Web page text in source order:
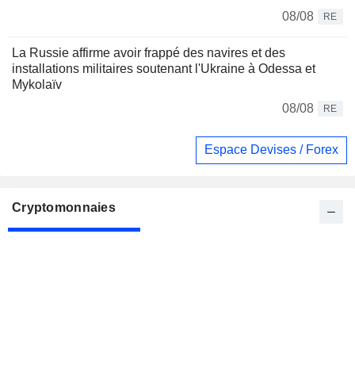
08/08
RE
La Russie affirme avoir frappé des navires et des
installations militaires soutenant l'Ukraine à Odessa et
Mykolaïv
08/08
RE
Espace Devises / Forex
Cryptomonnaies